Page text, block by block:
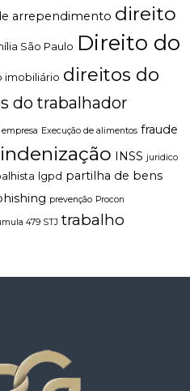
arrependimento direito
São Paulo Direito do
imobiliário direitos do
do trabalhador
empresa Execução de alimentos fraude
indenização INSS juridico
lgpd partilha de bens
prevenção Procon
479 STJ trabalho